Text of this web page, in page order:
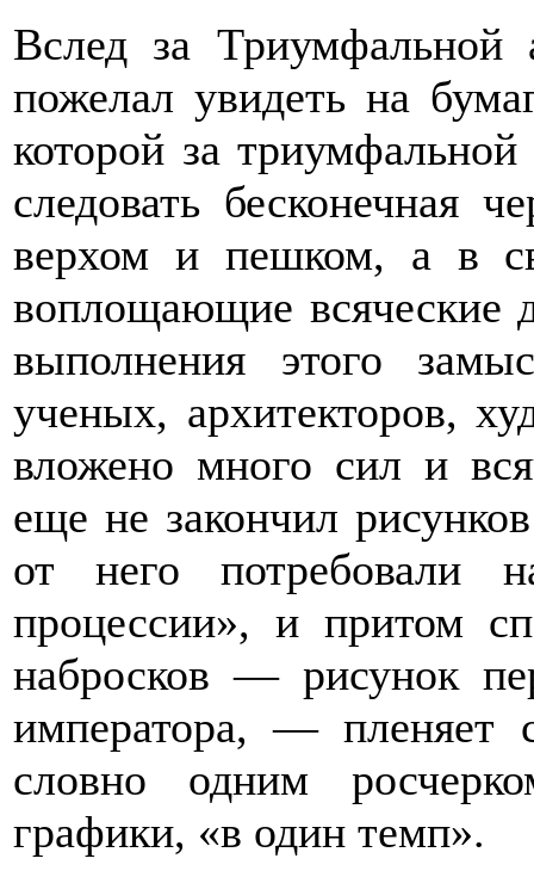
Вслед за Триумфальной
пожелал увидеть на
которой за
следовать бесконечная
верхом и пешком, а в
воплощающие всяческие
выполнения этого
ученых, архитекторов,
вложено много сил и
еще не закончил
от него потребовали
процессии», и притом
набросков — рисунок
императора, — пленяет
словно одним
графики, «в один темп».